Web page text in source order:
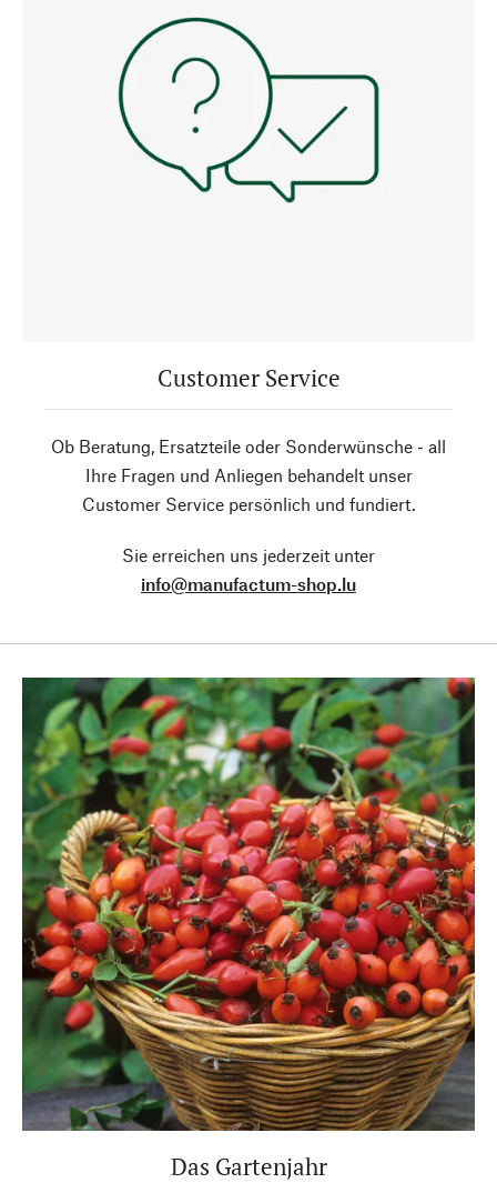
Customer Service
Ob Beratung, Ersatzteile oder Sonderwünsche - all
Ihre Fragen und Anliegen behandelt unser
Customer Service persönlich und fundiert.
Sie erreichen uns jederzeit unter
info@manufactum-shop.lu
Das Gartenjahr